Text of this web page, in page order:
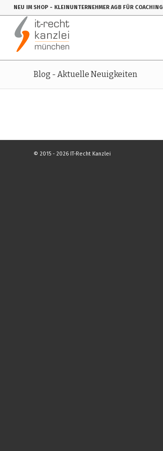
NEU IM SHOP - KLEINUNTERNEHMER AGB FÜR COACHING
Blog - Aktuelle Neuigkeiten
© 2015 - 2026 IT-Recht Kanzlei